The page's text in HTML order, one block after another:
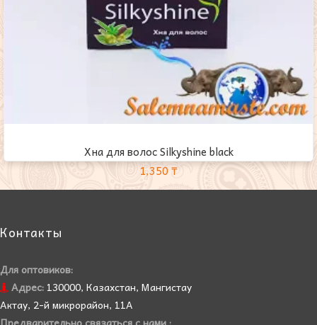
Хна для волос Silkyshine black
1,350₸
Контакты
Для оптовиков:
Адрес: 130000, Казахстан, Мангистау
Актау, 2-й микрорайон, 11А